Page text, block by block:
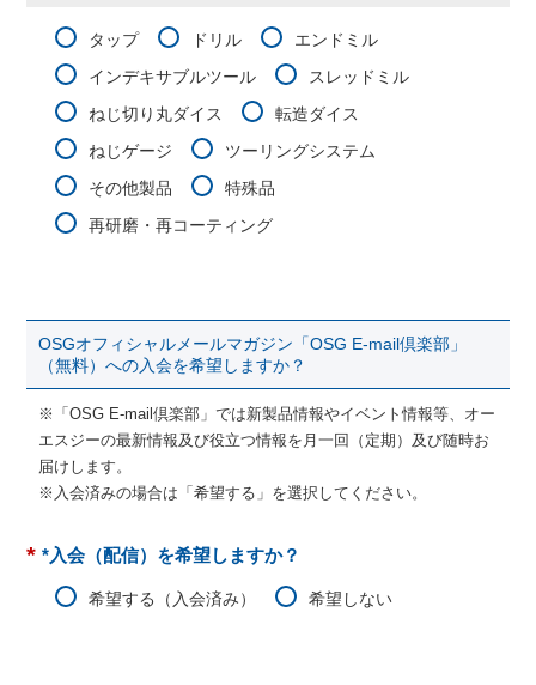
タップ ドリル
エンドミル
インデキサブルツール
スレッドミル
ねじ切り丸ダイス
転造ダイス
ねじゲージ
ツーリングシステム
その他製品
特殊品
再研磨・再コーティング
OSGオフィシャルメールマガジン「OSG E-mail倶楽部」
（無料）への入会を希望しますか？
※「OSG E-mail倶楽部」では新製品情報やイベント情報等、オー
エスジーの最新情報及び役立つ情報を月一回（定期）及び随時お
届けします。
※入会済みの場合は「希望する」を選択してください。
* *入会（配信）を希望しますか？
希望する（入会済み） 希望しない